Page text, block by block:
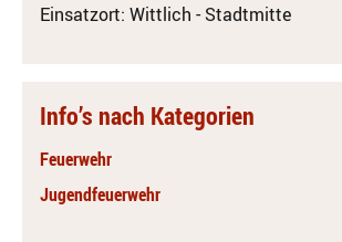
Einsatzort: Wittlich - Stadtmitte
Info’s nach Kategorien
Feuerwehr
Jugendfeuerwehr